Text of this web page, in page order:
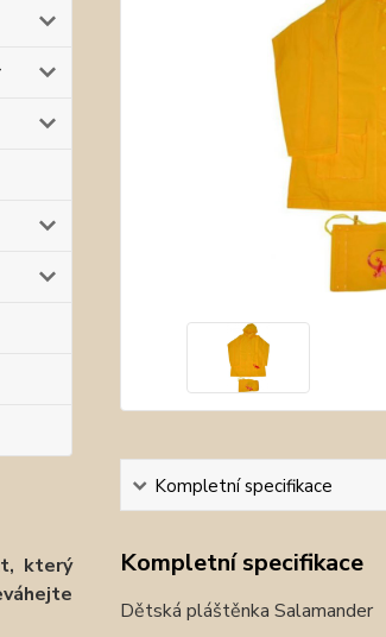
který
Kompletní specifikace
Kompletní specifikace
Dětská pláštěnka Salamander